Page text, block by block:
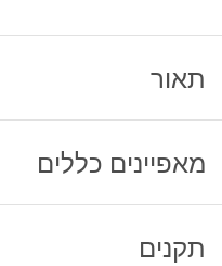
תאור
מאפיינים כללים
תקנים